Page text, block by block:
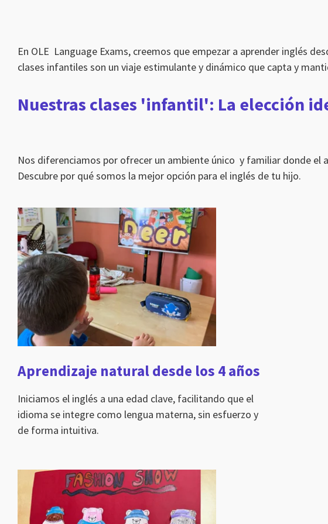
En OLE Language Exams, creemos que empezar a aprender inglés
clases infantiles son un viaje estimulante y dinámico que capta y
Nuestras clases 'infantil': La elección
Nos diferenciamos por ofrecer un ambiente único y familiar donde el
Descubre por qué somos la mejor opción para el inglés de tu hijo.
Aprendizaje natural desde los 4 años
Iniciamos el inglés a una edad clave, facilitando que el
idioma se integre como lengua materna, sin esfuerzo y
de forma intuitiva.